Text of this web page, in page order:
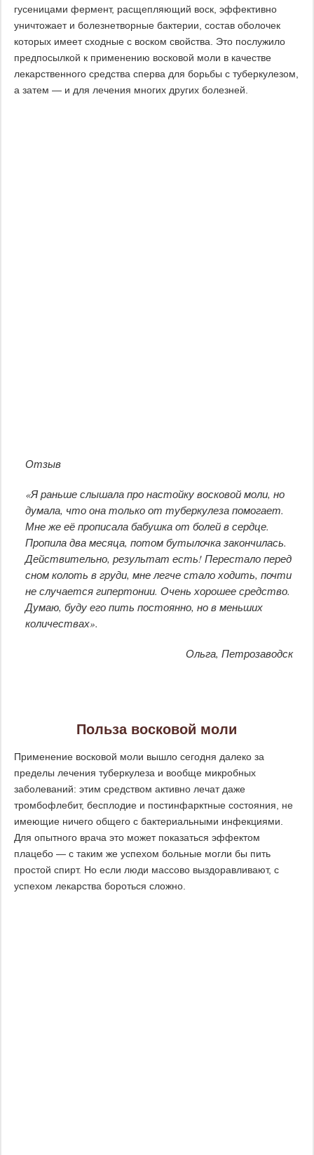
гусеницами фермент, расщепляющий воск, эффективно
уничтожает и болезнетворные бактерии, состав оболочек
которых имеет сходные с воском свойства. Это послужило
предпосылкой к применению восковой моли в качестве
лекарственного средства сперва для борьбы с туберкулезом,
а затем — и для лечения многих других болезней.
Отзыв
«Я раньше слышала про настойку восковой моли, но
думала, что она только от туберкулеза помогает.
Мне же её прописала бабушка от болей в сердце.
Пропила два месяца, потом бутылочка закончилась.
Действительно, результат есть! Перестало перед
сном колоть в груди, мне легче стало ходить, почти
не случается гипертонии. Очень хорошее средство.
Думаю, буду его пить постоянно, но в меньших
количествах».
Ольга, Петрозаводск
Польза восковой моли
Применение восковой моли вышло сегодня далеко за
пределы лечения туберкулеза и вообще микробных
заболеваний: этим средством активно лечат даже
тромбофлебит, бесплодие и постинфарктные состояния, не
имеющие ничего общего с бактериальными инфекциями.
Для опытного врача это может показаться эффектом
плацебо — с таким же успехом больные могли бы пить
простой спирт. Но если люди массово выздоравливают, с
успехом лекарства бороться сложно.